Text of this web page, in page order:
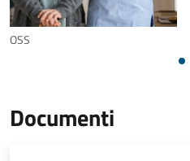
OSS
Documenti